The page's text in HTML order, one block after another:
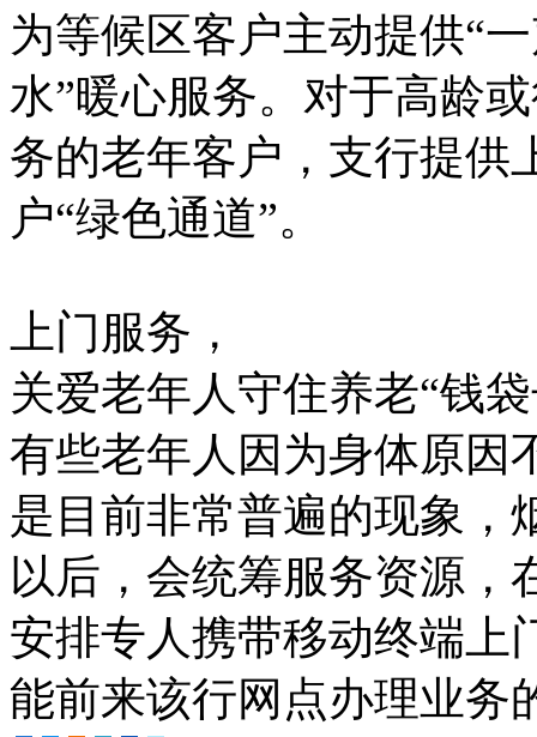
为等候区客户主动提供“
水”暖心服务。对于高龄
务的老年客户，支行提供
户“绿色通道”。
上门服务，
关爱老年人守住养老“钱
有些老年人因为身体原因
是目前非常普遍的现象，
以后，会统筹服务资源，
安排专人携带移动终端上
能前来该行网点办理业务